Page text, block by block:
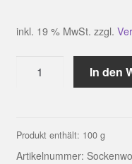
inkl. 19 % MwSt. zzgl.
Zauberball
2095
Indisch
In den
Produkt enthält: 100 g
Artikelnummer: